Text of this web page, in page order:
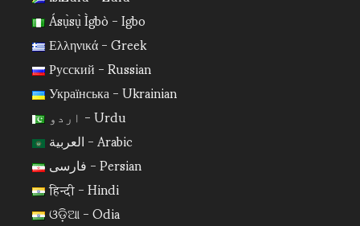
Ásụ̀sụ̀ Ìgbò - Igbo
Ελληνικά - Greek
Русский - Russian
Українська - Ukrainian
اردو - Urdu
العربية - Arabic
فارسی - Persian
हिन्दी - Hindi
ଓଡ଼ିଆ - Odia